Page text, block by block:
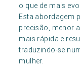
o que de mais
Esta abordagem
precisão, menor
mais rápida e
traduzindo-se
mulher.